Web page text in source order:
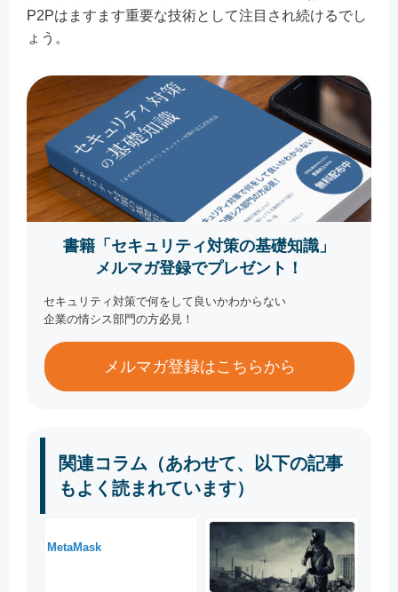
P2Pはますます重要な技術として注目され続けるでし
ょう。
書籍「セキュリティ対策の基礎知識」
メルマガ登録でプレゼント！
セキュリティ対策で何をして良いかわからない
企業の情シス部門の方必見！
メルマガ登録はこちらから
関連コラム（あわせて、以下の記事
もよく読まれています）
MetaMask